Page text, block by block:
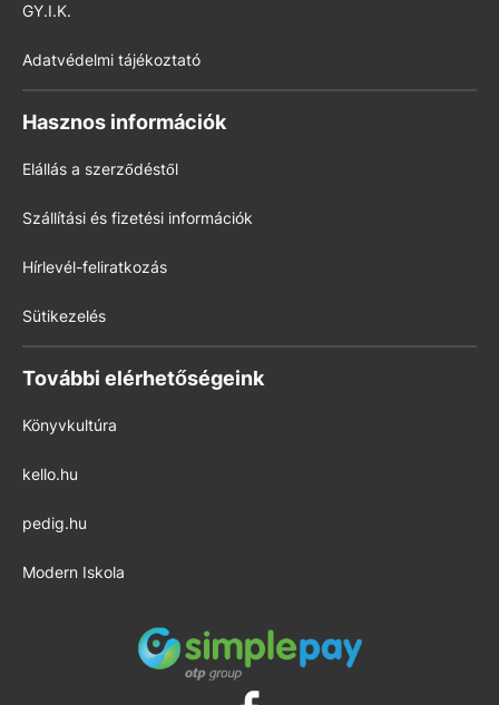
GY.I.K.
Adatvédelmi tájékoztató
Hasznos információk
Elállás a szerződéstől
Szállítási és fizetési információk
Hírlevél-feliratkozás
Sütikezelés
További elérhetőségeink
Könyvkultúra
kello.hu
pedig.hu
Modern Iskola